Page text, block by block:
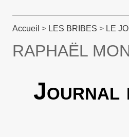
Accueil > LES BRIBES > LE
RAPHAËL
Journal